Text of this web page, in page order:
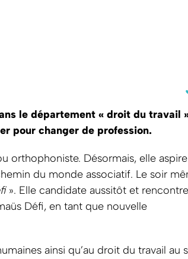
le département « droit du travail
pour changer de profession.
orthophoniste. Désormais, elle aspire
du monde associatif. Le soir
». Elle candidate aussitôt et rencontre
Défi, en tant que nouvelle
ainsi qu’au droit du travail au